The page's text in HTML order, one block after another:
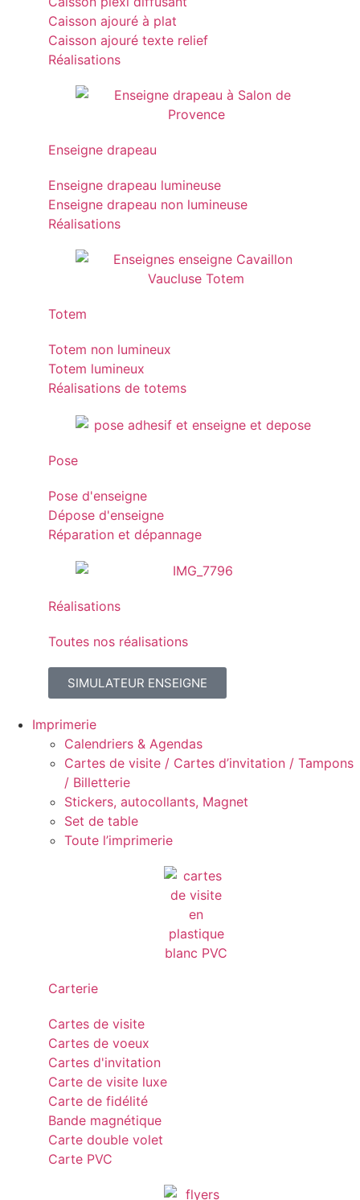
Caisson ajouré à plat
Caisson ajouré texte relief
Réalisations
Enseigne drapeau
Enseigne drapeau lumineuse
Enseigne drapeau non lumineuse
Réalisations
Totem
Totem non lumineux
Totem lumineux
Réalisations de totems
Pose
Pose d'enseigne
Dépose d'enseigne
Réparation et dépannage
Réalisations
Toutes nos réalisations
SIMULATEUR ENSEIGNE
Imprimerie
Calendriers & Agendas
Cartes de visite / Cartes d’invitation / Tampons
/ Billetterie
Stickers, autocollants, Magnet
Set de table
Toute l’imprimerie
Carterie
Cartes de visite
Cartes de voeux
Cartes d'invitation
Carte de visite luxe
Carte de fidélité
Bande magnétique
Carte double volet
Carte PVC